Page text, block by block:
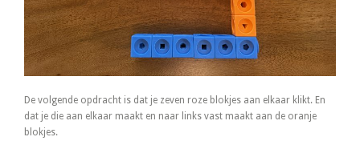
De volgende opdracht is dat je zeven roze blokjes aan elkaar klikt. En
dat je die aan elkaar maakt en naar links vast maakt aan de oranje
blokjes.